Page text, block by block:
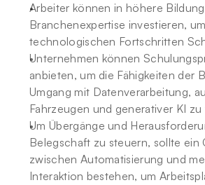
Arbeiter können in höhere
Branchenexpertise investieren,
technologischen Fortschritten
Unternehmen können
anbieten, um die Fähigkeiten der
Umgang mit Datenverarbeitung,
Fahrzeugen und generativer KI zu
Um Übergänge und
Belegschaft zu steuern, sollte ein
zwischen Automatisierung und
Interaktion bestehen, um